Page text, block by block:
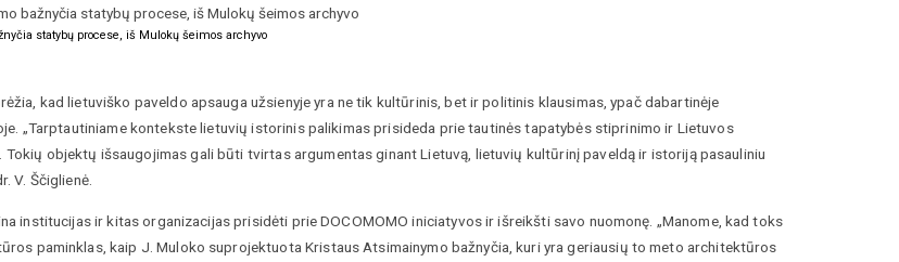
statybų procese, iš Mulokų šeimos archyvo
kad lietuviško paveldo apsauga užsienyje yra ne tik kultūrinis, bet ir politinis klausimas, ypač dabartinėje
„Tarptautiniame kontekste lietuvių istorinis palikimas prisideda prie tautinės tapatybės stiprinimo ir Lietuvos
Tokių objektų išsaugojimas gali būti tvirtas argumentas ginant Lietuvą, lietuvių kultūrinį paveldą ir istoriją pasauliniu
V. Ščiglienė.
institucijas ir kitas organizacijas prisidėti prie DOCOMOMO iniciatyvos ir išreikšti savo nuomonę. „Manome, kad toks
paminklas, kaip J. Muloko suprojektuota Kristaus Atsimainymo bažnyčia, kuri yra geriausių to meto architektūros